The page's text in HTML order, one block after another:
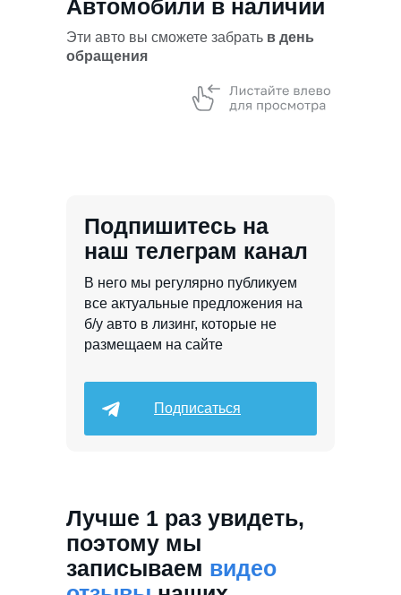
Автомобили в наличии
Эти авто вы сможете забрать в день
обращения
В него мы регулярно публикуем
все актуальные предложения на
б/у авто в лизинг, которые не
размещаем на сайте
Подписаться
Подпишитесь на
наш телеграм канал
Лучше 1 раз увидеть,
поэтому мы
записываем видео